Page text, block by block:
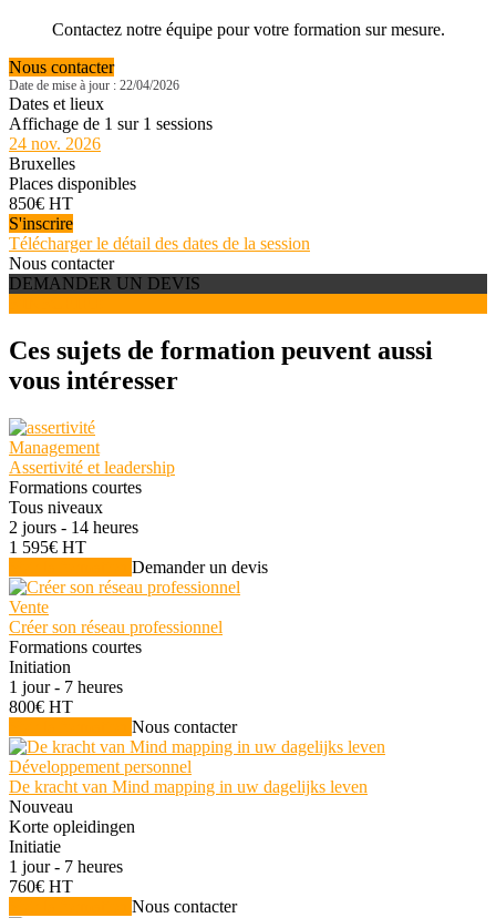
Contactez notre équipe pour votre formation sur mesure.
Nous contacter
Date de mise à jour : 22/04/2026
Dates et lieux
Affichage de 1 sur 1 sessions
24 nov. 2026
Bruxelles
Places disponibles
850€ HT
S'inscrire
Télécharger le détail des dates de la session
Nous contacter
DEMANDER UN DEVIS
Ces sujets de formation peuvent aussi
vous intéresser
Management
Assertivité et leadership
Formations courtes
Tous niveaux
2 jours - 14 heures
1 595€ HT
Demander un devis
Vente
Créer son réseau professionnel
Formations courtes
Initiation
1 jour - 7 heures
800€ HT
Nous contacter
Développement personnel
De kracht van Mind mapping in uw dagelijks leven
Nouveau
Korte opleidingen
Initiatie
1 jour - 7 heures
760€ HT
Nous contacter